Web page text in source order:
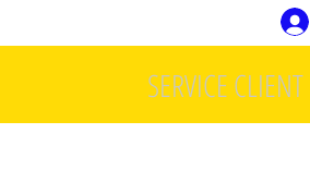
SERVICE CLIENT